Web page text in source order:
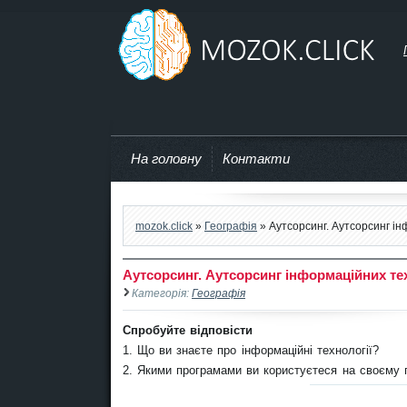
На головну Контакти
mozok.click » Географія » Аутсорсинг. Аутсорсинг
Аутсорсинг. Аутсорсинг інформаційних
Категорія: Географія
Спробуйте відповісти
1. Що ви знаєте про інформаційні технології?
2. Якими програмами ви користуєтеся на своєму